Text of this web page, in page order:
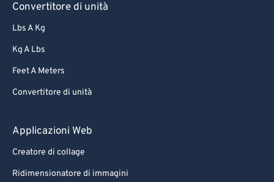
Convertitore di unità
Lbs A Kg
Kg A Lbs
Feet A Meters
Convertitore di unità
Applicazioni Web
Creatore di collage
Ridimensionatore di immagini